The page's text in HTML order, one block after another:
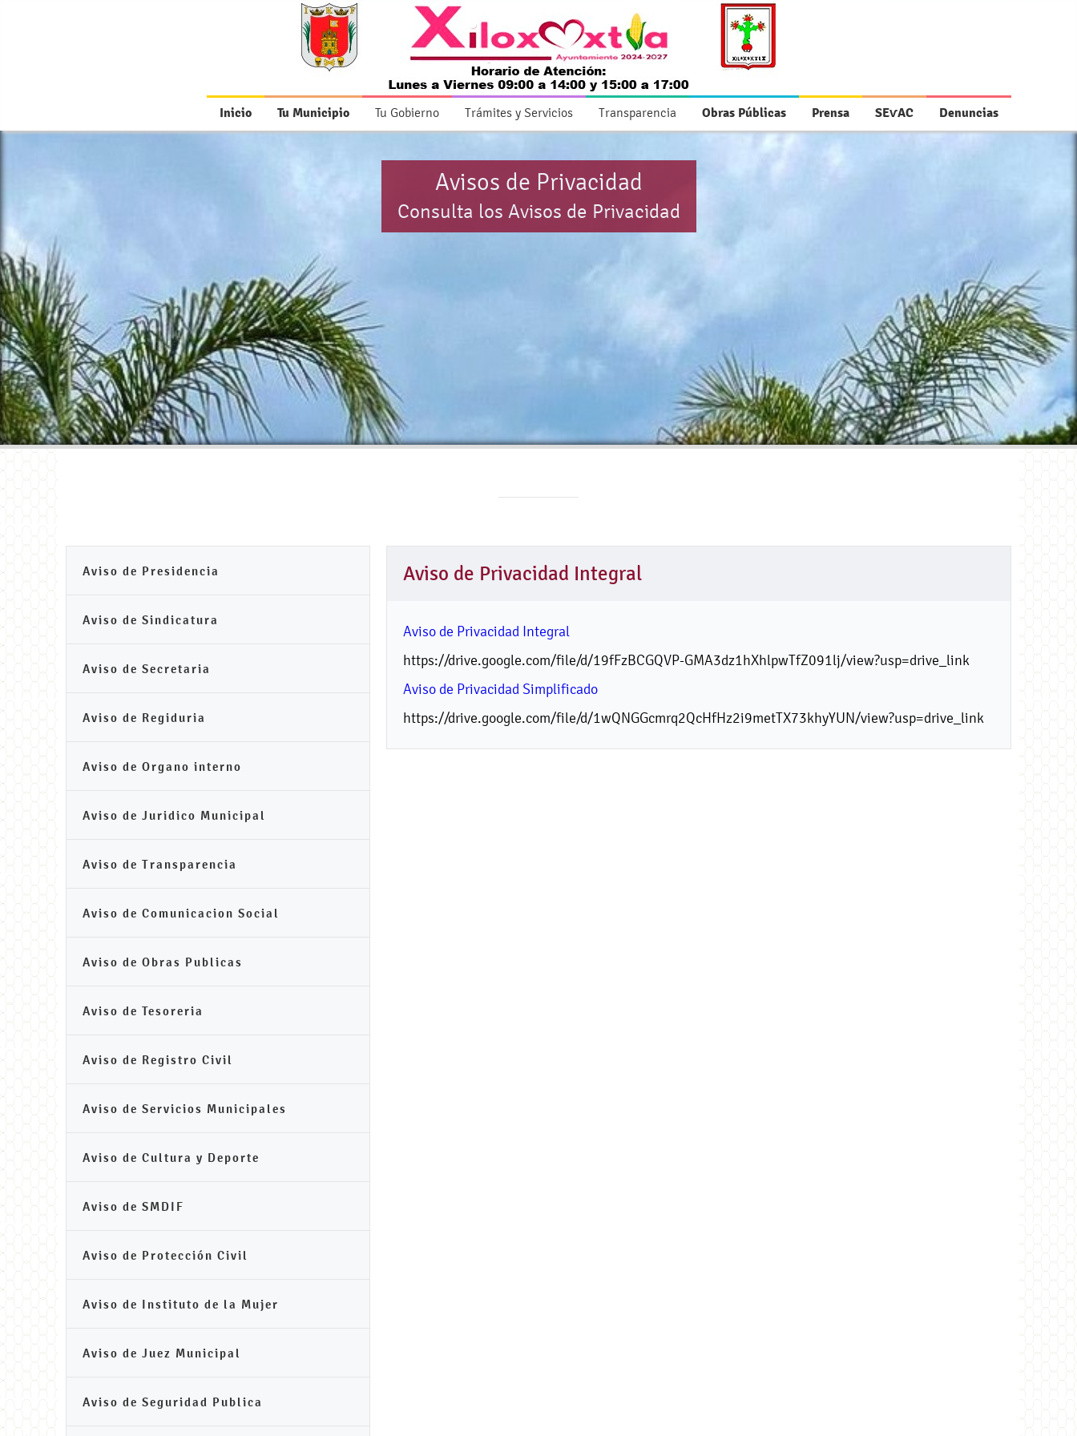
Inicio Tu Municipio Tu Gobierno Trámites y Servicios Transparencia Obras Públicas Prensa SEⱱAC Denuncias
Avisos de Privacidad
Consulta los Avisos de Privacidad
Aviso de Presidencia
Aviso de Sindicatura
Aviso de Secretaria
Aviso de Regiduria
Aviso de Organo interno
Aviso de Juridico Municipal
Aviso de Transparencia
Aviso de Comunicacion Social
Aviso de Obras Publicas
Aviso de Tesoreria
Aviso de Registro Civil
Aviso de Servicios Municipales
Aviso de Cultura y Deporte
Aviso de SMDIF
Aviso de Protección Civil
Aviso de Instituto de la Mujer
Aviso de Juez Municipal
Aviso de Seguridad Publica
Aviso de Privacidad Integral
Aviso de Privacidad Integral
https://drive.google.com/file/d/19fFzBCGQVP-GMA3dz1hXhlpwTfZ091lj/view?usp=drive_link
Aviso de Privacidad Simplificado
https://drive.google.com/file/d/1wQNGGcmrq2QcHfHz2i9metTX73khyYUN/view?usp=drive_link